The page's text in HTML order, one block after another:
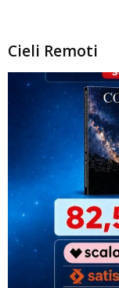
Cieli Remoti